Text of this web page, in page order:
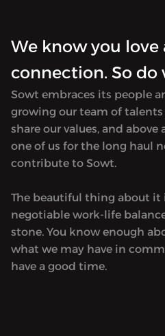
We know you
connection. So do
Sowt embraces its people
growing our team of
share our values, and above
one of us for the long haul
contribute to Sowt.
The beautiful thing about it
negotiable work-life
stone. You know enough
what we may have in
have a good time.